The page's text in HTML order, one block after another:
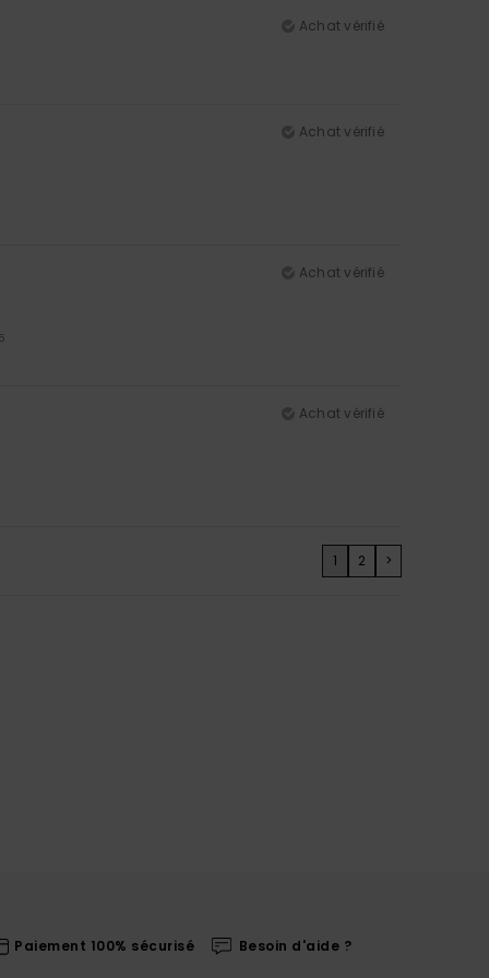
Achat vérifié
Achat vérifié
Achat vérifié
Achat vérifié
1 2 >
Paiement 100% sécurisé Besoin d'aide ?